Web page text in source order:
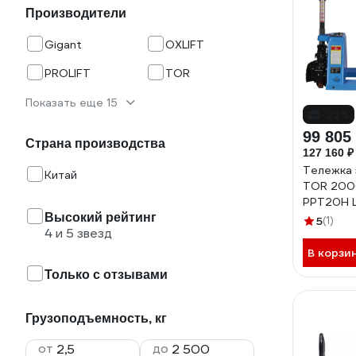
Производители
Gigant
OXLIFT
PROLIFT
TOR
Показать еще 15
Страна производства
Китай
Высокий рейтинг
4 и 5 звезд
Только с отзывами
Грузоподъемность, кг
от до
99 805
127 160 ₽
Тележка
TOR
PPT20H
1050301
5(1)
В